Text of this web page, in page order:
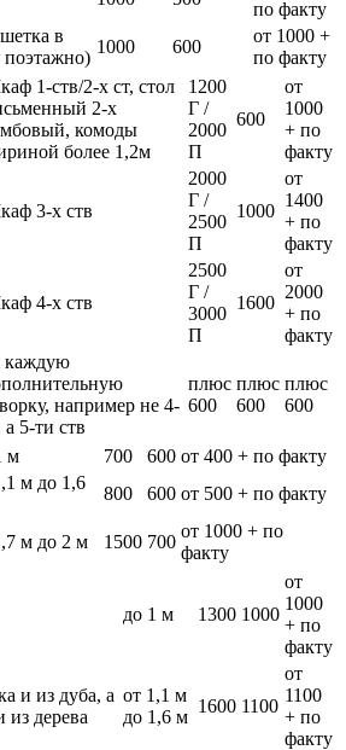
по факту
в
поэтажно)
1000 600
от 1000 +
по факту
1-ств/2-х ст, стол
2-х
комоды
более 1,2м
1200
Г /
2000
П
600
от
1000
+ по
факту
3-х ств
2000
Г /
2500
П
1000
от
1400
+ по
факту
4-х ств
2500
Г /
3000
П
1600
от
2000
+ по
факту
каждую
например не 4-
а 5-ти ств
плюс
600
плюс
600
плюс
600
м 700 600 от 400 + по факту
м до 1,6
800 600 от 500 + по факту
м до 2 м 1500 700
от 1000 + по
факту
и из дуба, а
из дерева
до 1 м 1300 1000
от
1000
+ по
факту
от 1,1 м
до 1,6 м
1600 1100
от
1100
+ по
факту